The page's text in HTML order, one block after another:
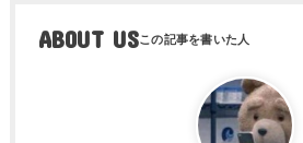
ABOUT US